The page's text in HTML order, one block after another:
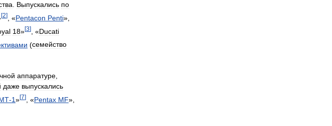
. Выпускались по
[2] , «Pentacon Penti»,
18»[3] , «Ducati
(семейство
аппаратуре
даже выпускались
-1»[7] , «Pentax MF»,